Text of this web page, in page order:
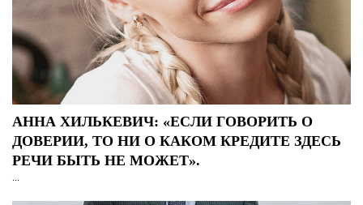
АННА ХИЛЬКЕВИЧ: «ЕСЛИ ГОВОРИТЬ О
ДОВЕРИИ, ТО НИ О КАКОМ КРЕДИТЕ ЗДЕСЬ
РЕЧИ БЫТЬ НЕ МОЖЕТ».
...